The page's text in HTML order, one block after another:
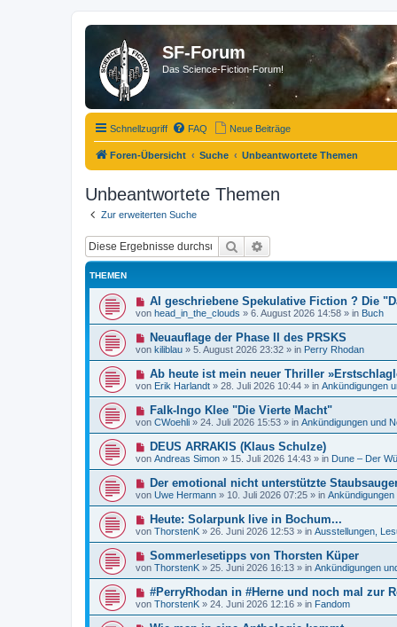
SF-Forum
Das Science-Fiction-Forum!
Schnellzugriff FAQ Neue Beiträge
Foren-Übersicht Suche Unbeantwortete Themen
Unbeantwortete Themen
Zur erweiterten Suche
Suche
THEMEN
N
e
u
e
B
e
t
r
a
g
AI geschriebene Spekulative Fiction ? Die
von head_in_the_clouds » 6. August 2026 14:58 » in Buch
N
e
u
B
e
t
r
a
g
Neuauflage der Phase II des PRSKS
von kiliblau » 5. August 2026 23:32 » in Perry Rhodan
N
e
u
e
B
e
t
r
a
g
Ab heute ist mein neuer Thriller
von Erik Harlandt » 28. Juli 2026 10:44 » in Ankündigungen
N
e
u
e
B
e
t
r
a
g
Falk-Ingo Klee "Die Vierte Macht"
von CWoehli » 24. Juli 2026 15:53 » in Ankündigungen und
N
e
u
e
B
e
t
r
a
g
DEUS ARRAKIS (Klaus Schulze)
von Andreas Simon » 15. Juli 2026 14:43 » in Dune – Der
N
e
u
e
B
e
t
r
g
Der emotional nicht unterstützte
von Uwe Hermann » 10. Juli 2026 07:25 » in
N
e
u
e
B
e
t
r
a
Heute: Solarpunk live in Bochum...
von ThorstenK » 26. Juni 2026 12:53 » in Ausstellungen,
N
e
u
B
e
Sommerlesetipps von Thorsten Küper
von ThorstenK » 25. Juni 2026 16:13 » in Ankündigungen
N
e
u
e
#PerryRhodan in #Herne und noch mal zur
von ThorstenK » 24. Juni 2026 12:16 » in Fandom